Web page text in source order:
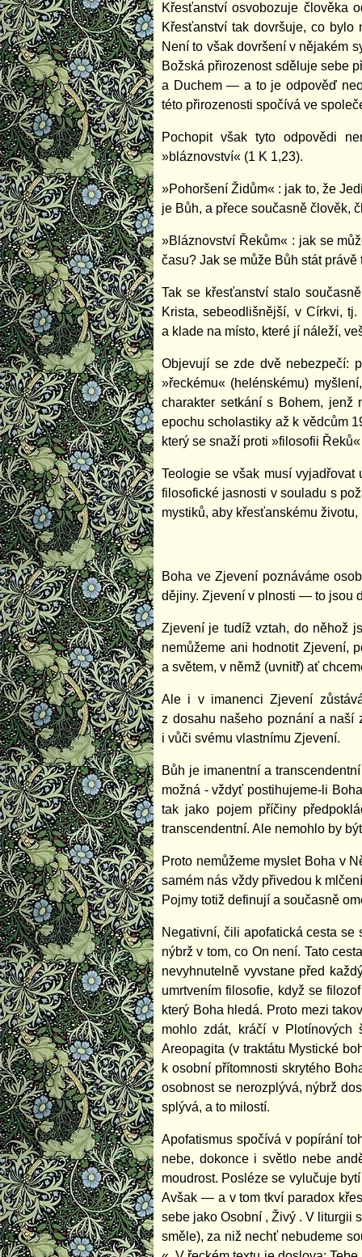
Křesťanství osvobozuje člověka
Křesťanství tak dovršuje, co
Není to však dovršení v nějakém
Božská přirozenost sděluje sebe
a Duchem — a to je odpověď
této přirozenosti spočívá ve
Pochopit však tyto odpovědi
»bláznovství« (1 K 1,23).
»Pohoršení Židům« : jak to, že
je Bůh, a přece současně člověk,
»Bláznovství Řekům« : jak se
času? Jak se může Bůh stát
Tak se křesťanství stalo
Krista, sebeodlišnější, v Církvi,
a klade na místo, které jí náleží,
Objevují se zde dvě nebezpečí:
»řeckému« (helénskému)
charakter setkání s Bohem, jenž
epochu scholastiky až k vědcům
který se snaží proti »filosofii
Teologie se však musí
filosofické jasnosti v souladu s
mystiků, aby křesťanskému
Boha ve Zjevení poznáváme
dějiny. Zjevení v plnosti — to jsou
Zjevení je tudíž vztah, do něhož
nemůžeme ani hodnotit Zjevení,
a světem, v němž (uvnitř) ať
Ale i v imanenci Zjevení
z dosahu našeho poznání a naší
i vůči svému vlastnímu Zjevení.
Bůh je imanentní a
možná - vždyť postihujeme-li
tak jako pojem příčiny
transcendentní. Ale nemohlo by
Proto nemůžeme myslet Boha v
samém nás vždy přivedou k
Pojmy totiž definují a současně
Negativní, čili apofatická cesta
nýbrž v tom, co On není. Tato
nevyhnutelně vyvstane před
umrtvením filosofie, když se
který Boha hledá. Proto mezi
mohlo zdát, kráčí v Plotínových
Areopagita (v traktátu Mystické
k osobní přítomnosti skrytého
osobnost se nerozplývá, nýbrž
splývá, a to milostí.
Apofatismus spočívá v popírání
nebe, dokonce i světlo nebe
moudrost. Posléze se vylučuje
Avšak — a v tom tkví paradox
sebe jako Osobní , Živý . V liturgii
směle), za niž nechť nebudeme